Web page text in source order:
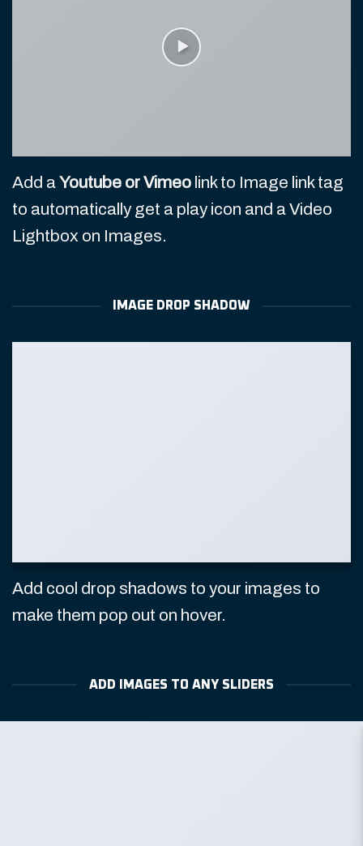
Add aYoutube or Vimeo link to Image link tag
to automatically get a play icon and a Video
Lightbox on Images.
IMAGE DROP SHADOW
Add cool drop shadows to your images to
make them pop out on hover.
ADD IMAGES TO ANY SLIDERS